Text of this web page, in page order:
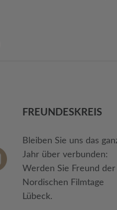
FREUNDES­KREIS
Bleiben Sie uns das
Jahr über verbunden:
Werden Sie Freund der
Nordischen Filmtage
Lübeck.